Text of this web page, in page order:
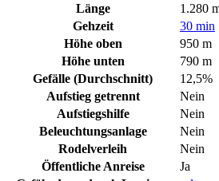
Länge
1.280
Gehzeit
30 min
Höhe oben
950 m
Höhe unten
790 m
Gefälle (Durchschnitt)
12,5%
Aufstieg getrennt
Nein
Aufstiegshilfe
Nein
Beleuchtungsanlage
Nein
Rodelverleih
Nein
Öffentliche Anreise
Ja